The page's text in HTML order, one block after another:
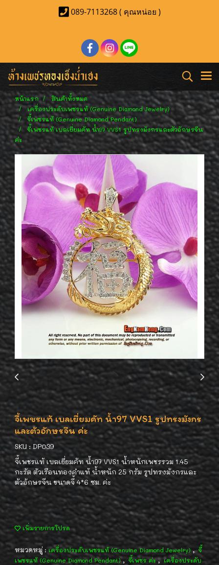
089-7113268 ( คุณหน่อย )
หน้าแรก
สินค้าทั้งหมด
เครื่องประดับเพชรแท้ (Genuine Diamond Jewelry)
จี้เพชรแท้ (Genuine Diamond Pendant)
จี้เพชรแท้ เบลเยี่ยมคัท น้ำ97 VVS1 รูปทรงมังกรและตัวอักษรจีน
ค่ะ
จี้เพชรแท้ เบลเยี่ยมคัท น้ำ97 VVS1 รูปทรงมังกร
และตัวอักษรจีน ค่ะ
SKU : DP039
จี้เพชรแท้ เบลเยี่ยมคัท น้ำ97 VVS1 น้ำหนักเพชรรวม 1.45
กะรัต ตัวเรือนทองคำแท้ น้ำหนัก 25 กรัม รูปทรงมังกรและ
ตัวอักษรจีน ขนาดจี้ 4*6 ซม. ค่ะ
เพิ่มรายการโปรด
หมวดหมู่ : เครื่องประดับเพชรแท้ (Genuine Diamond Jewelry) , จี้
เพชรแท้ (Genuine Diamond Pendant), จี้เพชร ค่ะ, เครื่องประดับ